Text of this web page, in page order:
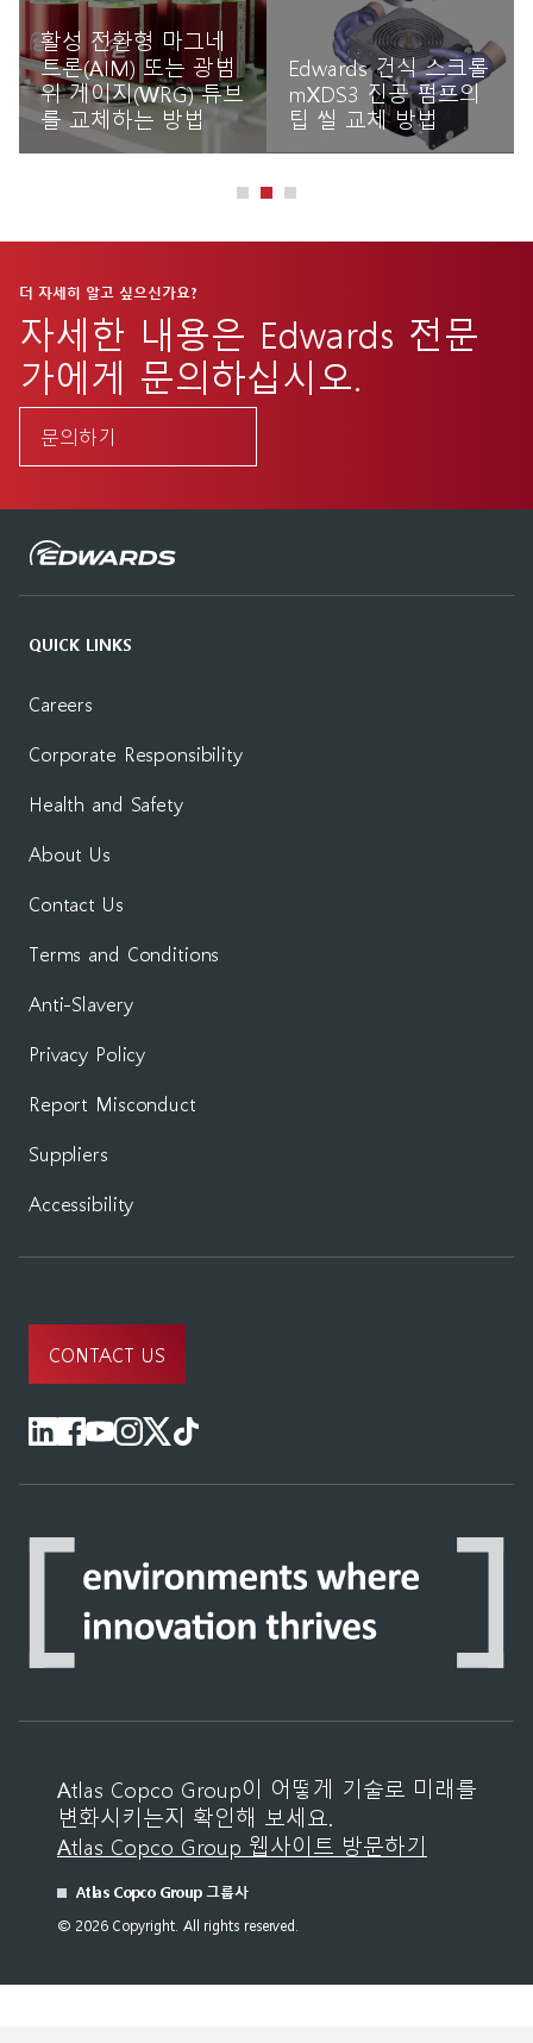
활성 전환형 마그네
트론(AIM) 또는 광범
위 게이지(WRG) 튜브
를 교체하는 방법
Edwards 건식 스크롤
mXDS3 진공 펌프의
팁 씰 교체 방법
더 자세히 알고 싶으신가요?
자세한 내용은 Edwards 전문
가에게 문의하십시오.
문의하기
QUICK LINKS
Careers
Corporate Responsibility
Health and Safety
About Us
Contact Us
Terms and Conditions
Anti-Slavery
Privacy Policy
Report Misconduct
Suppliers
Accessibility
CONTACT US
Atlas Copco Group이 어떻게 기술로 미래를
변화시키는지 확인해 보세요.
Atlas Copco Group 웹사이트 방문하기
Atlas Copco Group 그룹사
© 2026 Copyright. All rights reserved.